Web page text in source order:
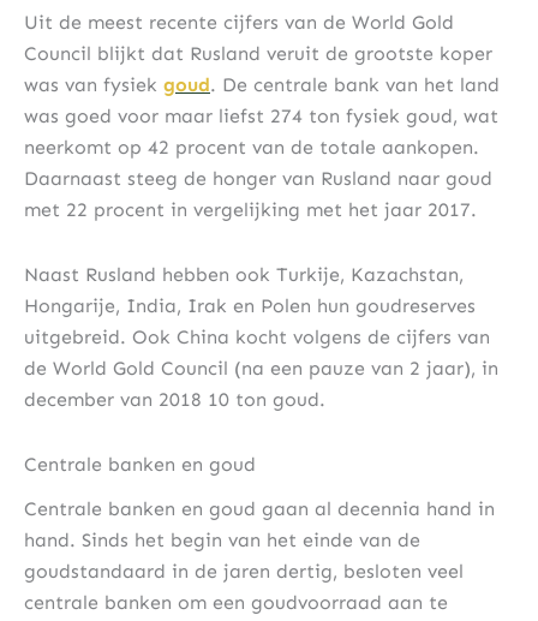
Uit de meest recente cijfers van de World Gold
Council blijkt dat Rusland veruit de grootste koper
was van fysiek goud. De centrale bank van het land
was goed voor maar liefst 274 ton fysiek goud, wat
neerkomt op 42 procent van de totale aankopen.
Daarnaast steeg de honger van Rusland naar goud
met 22 procent in vergelijking met het jaar 2017.
Naast Rusland hebben ook Turkije, Kazachstan,
Hongarije, India, Irak en Polen hun goudreserves
uitgebreid. Ook China kocht volgens de cijfers van
de World Gold Council (na een pauze van 2 jaar), in
december van 2018 10 ton goud.
Centrale banken en goud
Centrale banken en goud gaan al decennia hand in
hand. Sinds het begin van het einde van de
goudstandaard in de jaren dertig, besloten veel
centrale banken om een goudvoorraad aan te